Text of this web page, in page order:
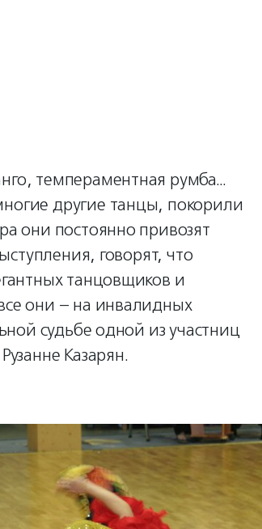
темпераментная румба…
другие танцы, покорили
они постоянно привозят
говорят, что
танцовщиков и
они – на инвалидных
судьбе одной из участниц
Казарян.